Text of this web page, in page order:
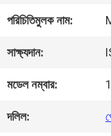
ভিডিও
আমাদের
সম্পর্কে
পরিচিতিমুলক নাম:
সাক্ষ্যদান:
মডেল নম্বার:
দলিল: